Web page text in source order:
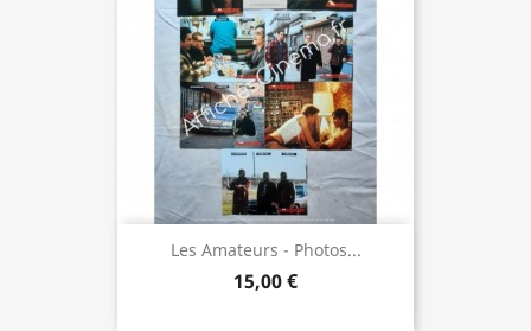
Les Amateurs - Photos...
15,00 €